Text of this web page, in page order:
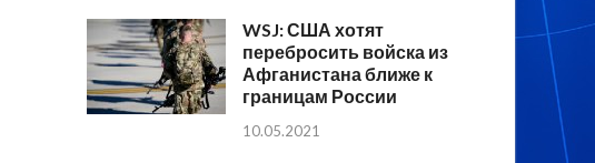
WSJ: США хотят
перебросить войска из
Афганистана ближе к
границам России
10.05.2021